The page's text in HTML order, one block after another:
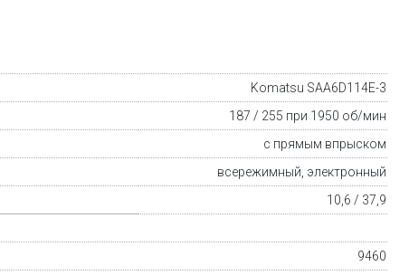
Komatsu SAA6D114E-3
187 / 255 при 1950 об/мин
с прямым впрыском
всережимный, электронный
10,6 / 37,9
9460